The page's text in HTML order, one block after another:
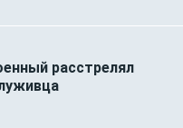
расстрелял